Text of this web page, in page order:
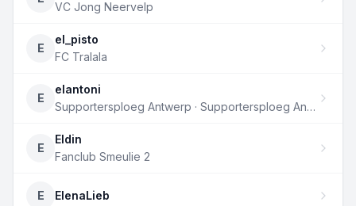
VC Jong Neervelp
E
el_pisto
FC Tralala
E
elantoni
Supportersploeg Antwerp · Supportersploeg Antwerp 2
E
Eldin
Fanclub Smeulie 2
E ElenaLieb